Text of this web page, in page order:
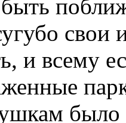
свои
и всему
было